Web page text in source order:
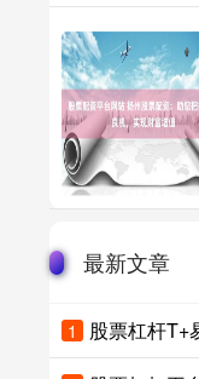
最新文章
1 股票杠杆T+